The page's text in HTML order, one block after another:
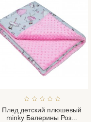
Плед детский плюшевый
minky Балерины Роз...